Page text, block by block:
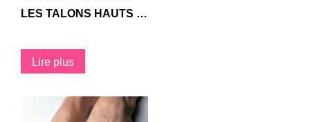
LES TALONS HAUTS ET LA SANTÉ DE VOS PIEDS
Lire plus